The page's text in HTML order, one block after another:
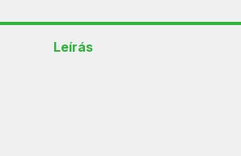
Leírás